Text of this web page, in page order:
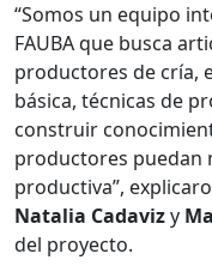
“Somos un equipo
FAUBA que busca
productores de cría,
básica, técnicas de
construir
productores puedan
productiva”,
Natalia Cadavizy
del proyecto.